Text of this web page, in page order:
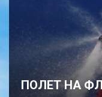
ПОЛЕТ НА